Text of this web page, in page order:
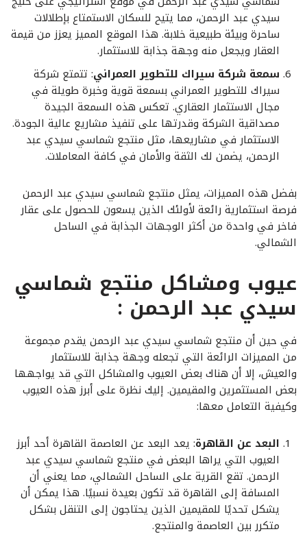
سيدي عبد الرحمن، مما يتيح للسكان الاستمتاع بإطلالات
ساحرة وبيئة طبيعية خلابة. هذا الموقع المميز يعزز من قيمة
العقار ويجعل منه وجهة جذابة للاستثمار.
سمعة شركة سيراك للتطوير العمراني: تتمتع شركة
سيراك للتطوير العمراني بسمعة قوية وخبرة طويلة في
مجال الاستثمار العقاري. تعكس هذه السمعة الجيدة
مصداقية الشركة وقدرتها على تنفيذ مشاريع عالية الجودة.
الاستثمار في مشاريعها، مثل منتجع شماسي سيدي عبد
الرحمن، يضمن لك الثقة والأمان في كافة المعاملات.
بفضل هذه المميزات، يمثل منتجع شماسي سيدي عبد الرحمن
فرصة استثمارية رائعة لأولئك الذين يسعون للحصول على عقار
فاخر في واحدة من أكثر الوجهات الجذابة في الساحل
الشمالي.
عيوب ومشاكل منتجع شماسي
سيدي عبد الرحمن :
في حين أن منتجع شماسي سيدي عبد الرحمن يقدم مجموعة
من المميزات الرائعة التي تجعله وجهة جذابة للاستثمار
والعيش، إلا أن هناك بعض العيوب والمشاكل التي قد يواجهها
بعض المستثمرين والمقيمين. إليك نظرة على أبرز هذه العيوب
وكيفية التعامل معها:
البعد عن القاهرة: يعد البعد عن العاصمة القاهرة أحد أبرز
العيوب التي يراها البعض في منتجع شماسي سيدي عبد
الرحمن. تقع القرية على الساحل الشمالي، مما يعني أن
المسافة إلى القاهرة قد تكون بعيدة نسبيًا. هذا يمكن أن
يشكل تحديًا للمقيمين الذين يحتاجون إلى التنقل بشكل
متكرر بين العاصمة والمنتجع.